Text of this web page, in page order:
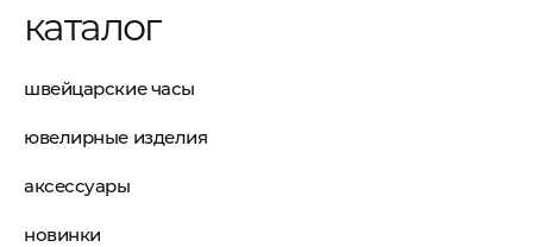
каталог
швейцарские часы
ювелирные изделия
аксессуары
новинки